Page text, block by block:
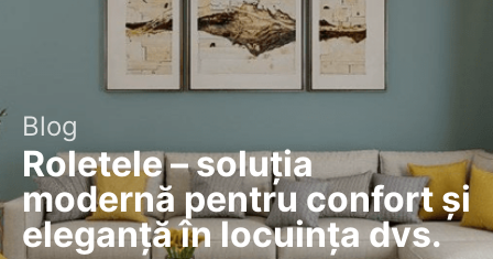
Blog
Roletele – soluția
modernă pentru confort și
eleganță în locuința dvs.